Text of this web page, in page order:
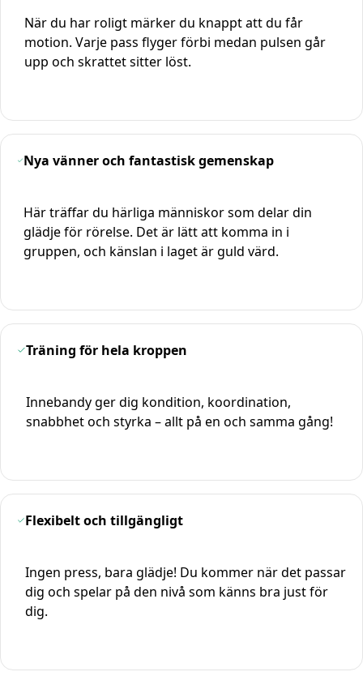
När du har roligt märker du knappt att du får
motion. Varje pass flyger förbi medan pulsen går
upp och skrattet sitter löst.
Nya vänner och fantastisk gemenskap
Här träffar du härliga människor som delar din
glädje för rörelse. Det är lätt att komma in i
gruppen, och känslan i laget är guld värd.
Träning för hela kroppen
Innebandy ger dig kondition, koordination,
snabbhet och styrka – allt på en och samma gång!
Flexibelt och tillgängligt
Ingen press, bara glädje! Du kommer när det passar
dig och spelar på den nivå som känns bra just för
dig.